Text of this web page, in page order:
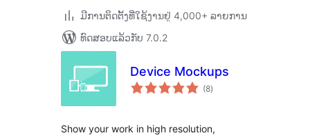
ມີການຕິດຕັ້ງທີ່ໃຊ້ງານຢູ່ 4,000+ ລາຍການ
ທົດສອບແລ້ວກັບ 7.0.2
Device Mockups
(8ຄະແນນ
ທັງໝົດ
)
Show your work in high resolution,